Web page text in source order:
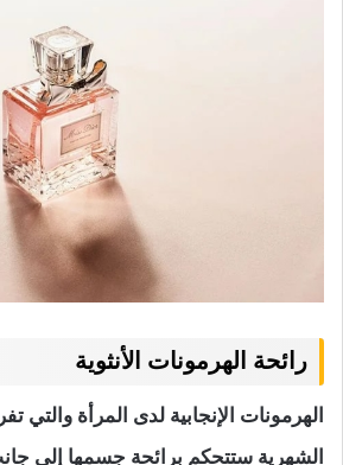
رائحة الهرمونات الأنثوية
الهرمونات الإنجابية لدى المرأة والتي
الشهرية ستتحكم برائحة جسمها إلى